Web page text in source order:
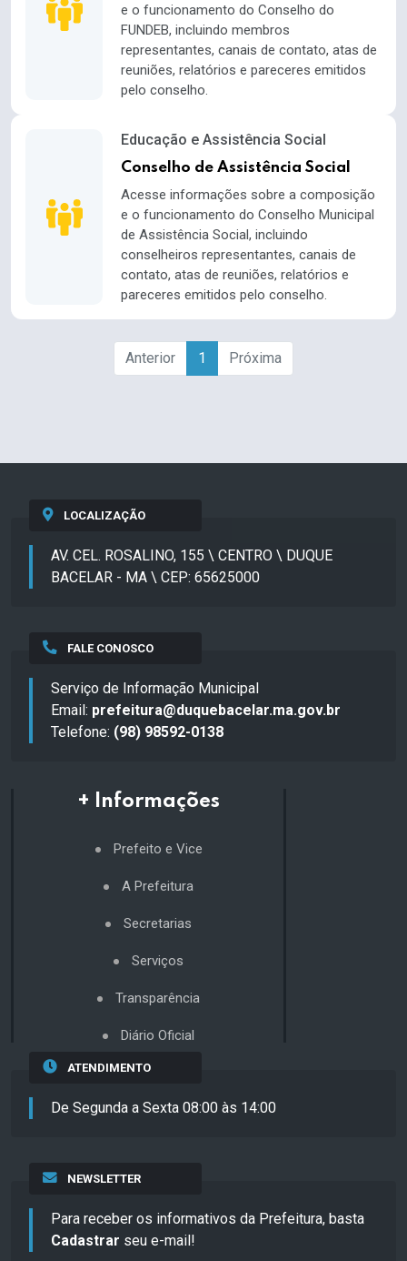
e o funcionamento do Conselho do
FUNDEB, incluindo membros
representantes, canais de contato, atas de
reuniões, relatórios e pareceres emitidos
pelo conselho.
Educação e Assistência Social
Conselho de Assistência Social
Acesse informações sobre a composição
e o funcionamento do Conselho Municipal
de Assistência Social, incluindo
conselheiros representantes, canais de
contato, atas de reuniões, relatórios e
pareceres emitidos pelo conselho.
Anterior 1 Próxima
LOCALIZAÇÃO
AV. CEL. ROSALINO, 155 \ CENTRO \ DUQUE
BACELAR - MA \ CEP: 65625000
FALE CONOSCO
Serviço de Informação Municipal
Email: prefeitura@duquebacelar.ma.gov.br
Telefone: (98) 98592-0138
+ Informações
Prefeito e Vice
A Prefeitura
Secretarias
Serviços
Transparência
Diário Oficial
ATENDIMENTO
De Segunda a Sexta 08:00 às 14:00
NEWSLETTER
Para receber os informativos da Prefeitura, basta
Cadastrar seu e-mail!